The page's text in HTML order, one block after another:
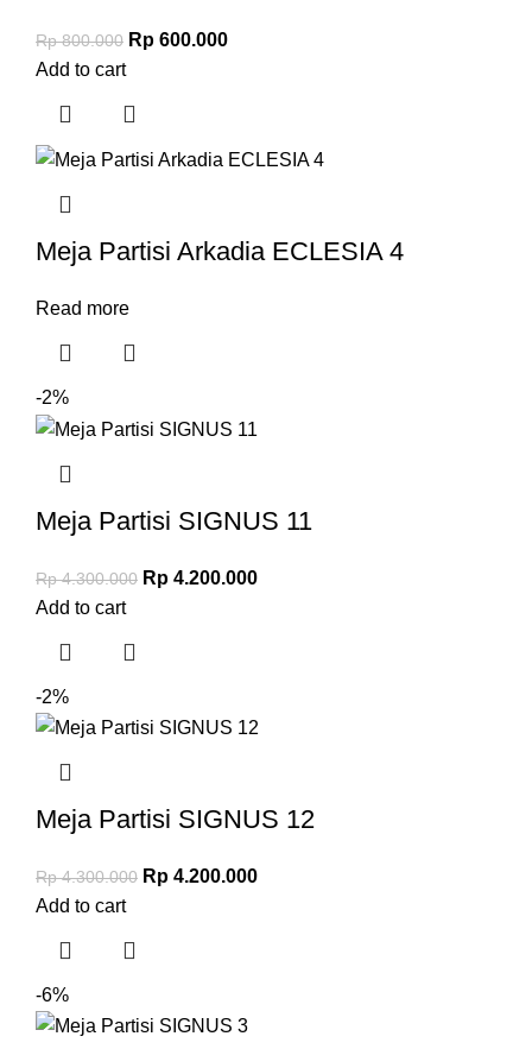
Rp800.000 Rp 600.000
Add to cart
Meja Partisi Arkadia ECLESIA 4
Read more
-2%
Meja Partisi SIGNUS 11
Rp4.300.000 Rp 4.200.000
Add to cart
-2%
Meja Partisi SIGNUS 12
Rp4.300.000 Rp 4.200.000
Add to cart
-6%